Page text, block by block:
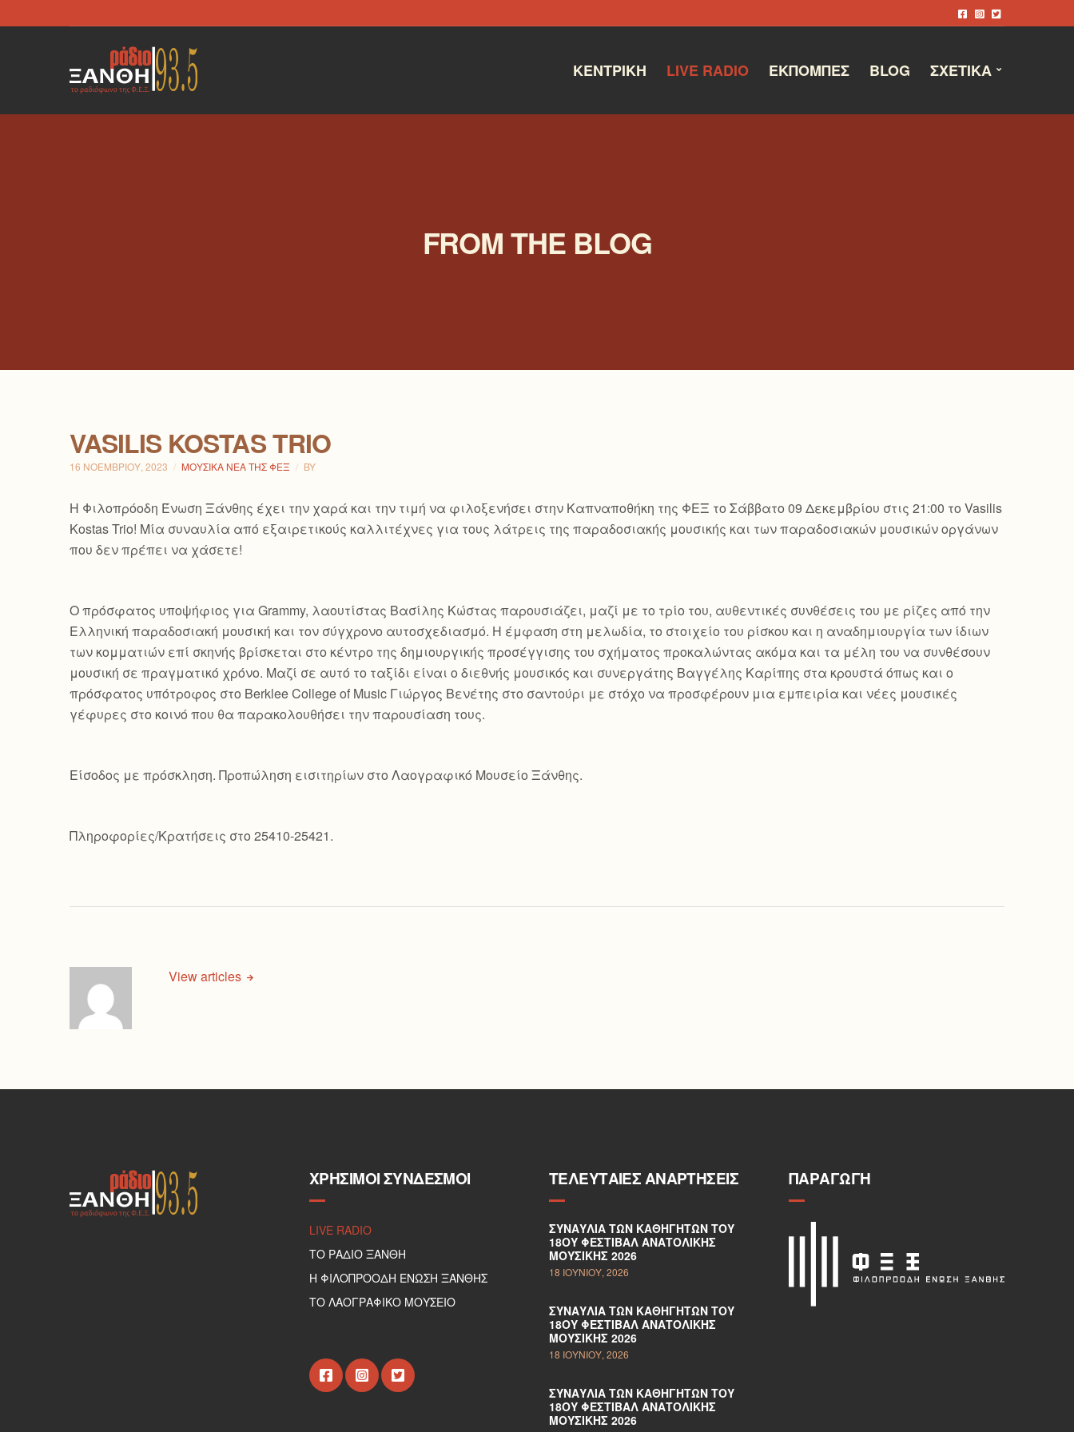
ΚΕΝΤΡΙΚΉ LIVE RADIO ΕΚΠΟΜΠΈΣ BLOG ΣΧΕΤΙΚΆ
FROM THE BLOG
VASILIS KOSTAS TRIO
16 ΝΟΕΜΒΡΊΟΥ, 2023 ΜΟΥΣΙΚΆ ΝΈΑ ΤΗΣ ΦΕΞ BY
H Φιλοπρόοδη Ένωση Ξάνθης έχει την χαρά και την τιμή να φιλοξενήσει στην Καπναποθήκη της ΦΕΞ το Σάββατο 09 Δεκεμβρίου στις 21:00 το Vasilis
Kostas Trio! Μία συναυλία από εξαιρετικούς καλλιτέχνες για τους λάτρεις της παραδοσιακής μουσικής και των παραδοσιακών μουσικών οργάνων
που δεν πρέπει να χάσετε!
Ο πρόσφατος υποψήφιος για Grammy, λαουτίστας Βασίλης Κώστας παρουσιάζει, μαζί με το τρίο του, αυθεντικές συνθέσεις του με ρίζες από την
Ελληνική παραδοσιακή μουσική και τον σύγχρονο αυτοσχεδιασμό. Η έμφαση στη μελωδία, το στοιχείο του ρίσκου και η αναδημιουργία των ίδιων
των κομματιών επί σκηνής βρίσκεται στο κέντρο της δημιουργικής προσέγγισης του σχήματος προκαλώντας ακόμα και τα μέλη του να συνθέσουν
μουσική σε πραγματικό χρόνο. Μαζί σε αυτό το ταξίδι είναι ο διεθνής μουσικός και συνεργάτης Βαγγέλης Καρίπης στα κρουστά όπως και ο
πρόσφατος υπότροφος στο Berklee College of Music Γιώργος Βενέτης στο σαντούρι με στόχο να προσφέρουν μια εμπειρία και νέες μουσικές
γέφυρες στο κοινό που θα παρακολουθήσει την παρουσίαση τους.
Είσοδος με πρόσκληση. Προπώληση εισιτηρίων στο Λαογραφικό Μουσείο Ξάνθης.
Πληροφορίες/Κρατήσεις στο 25410-25421.
View articles
ΧΡΉΣΙΜΟΙ ΣΎΝΔΕΣΜΟΙ
LIVE RADIO
ΤΟ ΡΑΔΙΟ ΞΑΝΘΗ
Η ΦΙΛΟΠΡΟΟΔΗ ΕΝΩΣΗ ΞΑΝΘΗΣ
ΤΟ ΛΑΟΓΡΑΦΙΚΟ ΜΟΥΣΕΙΟ
ΤΕΛΕΥΤΑΊΕΣ ΑΝΑΡΤΉΣΕΙΣ
ΣΥΝΑΥΛΊΑ ΤΩΝ ΚΑΘΗΓΗΤΏΝ ΤΟΥ
18ΟΥ ΦΕΣΤΙΒΆΛ ΑΝΑΤΟΛΙΚΉΣ
ΜΟΥΣΙΚΉΣ 2026
18 ΙΟΥΝΊΟΥ, 2026
ΣΥΝΑΥΛΊΑ ΤΩΝ ΚΑΘΗΓΗΤΏΝ ΤΟΥ
18ΟΥ ΦΕΣΤΙΒΆΛ ΑΝΑΤΟΛΙΚΉΣ
ΜΟΥΣΙΚΉΣ 2026
18 ΙΟΥΝΊΟΥ, 2026
ΣΥΝΑΥΛΊΑ ΤΩΝ ΚΑΘΗΓΗΤΏΝ ΤΟΥ
18ΟΥ ΦΕΣΤΙΒΆΛ ΑΝΑΤΟΛΙΚΉΣ
ΜΟΥΣΙΚΉΣ 2026
ΠΑΡΑΓΩΓΉ